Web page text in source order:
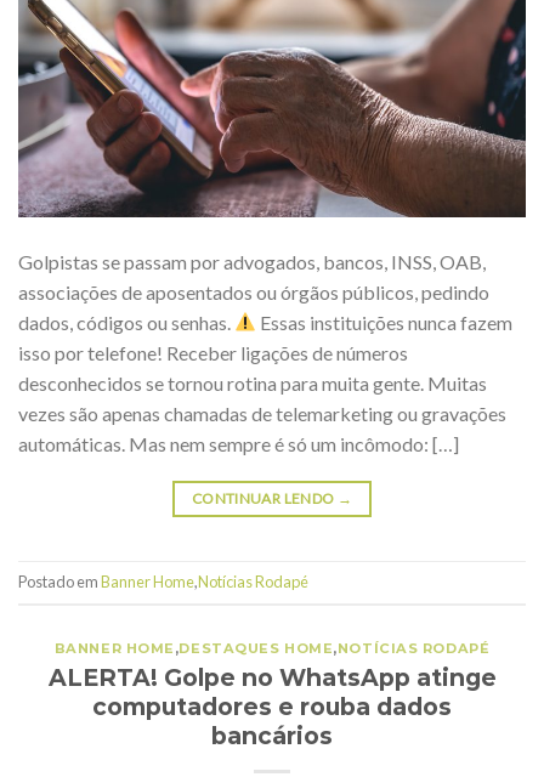
Golpistas se passam por advogados, bancos, INSS, OAB,
associações de aposentados ou órgãos públicos, pedindo
dados, códigos ou senhas.
Essas instituições nunca fazem
isso por telefone! Receber ligações de números
desconhecidos se tornou rotina para muita gente. Muitas
vezes são apenas chamadas de telemarketing ou gravações
automáticas. Mas nem sempre é só um incômodo: […]
CONTINUAR LENDO →
Postado emBanner Home,Notícias Rodapé
BANNER HOME ,DESTAQUES HOME,NOTÍCIAS RODAPÉ
ALERTA! Golpe no WhatsApp atinge
computadores e rouba dados
bancários